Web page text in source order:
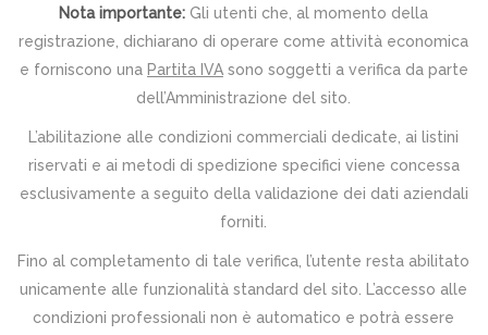
Nota importante: Gli utenti che, al momento della
registrazione, dichiarano di operare come attività economica
e forniscono una Partita IVAsono soggetti a verifica da parte
dell’Amministrazione del sito.
L’abilitazione alle condizioni commerciali dedicate, ai listini
riservati e ai metodi di spedizione specifici viene concessa
esclusivamente a seguito della validazione dei dati aziendali
forniti.
Fino al completamento di tale verifica, l’utente resta abilitato
unicamente alle funzionalità standard del sito. L’accesso alle
condizioni professionali non è automatico e potrà essere